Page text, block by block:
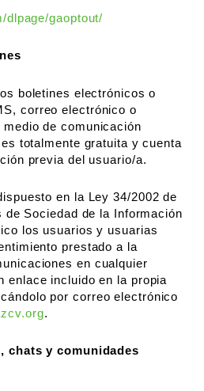
dlpage/gaoptout/
boletines electrónicos o
correo electrónico o
de comunicación
totalmente gratuita y cuenta
previa del usuario/a.
en la Ley 34/2002 de
de Sociedad de la Información
los usuarios y usuarias
prestado a la
en cualquier
enlace incluido en la propia
por correo electrónico
.
chats y comunidades